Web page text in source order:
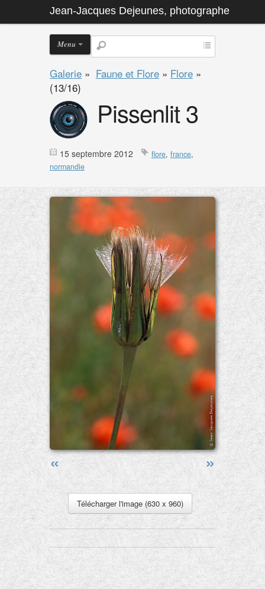
Jean-Jacques Dejeunes, photographe
Menu
Galerie » Faune et Flore » Flore »
(13/16)
Pissenlit 3
15 septembre 2012 flore, france,
normandie
»
«
Télécharger l'image (630 x 960)